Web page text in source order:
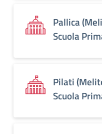
Pallica
Scuola
Pilati
Scuola